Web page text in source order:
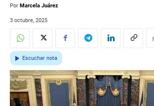
Por Marcela Juárez
3 octubre, 2025
Escuchar nota